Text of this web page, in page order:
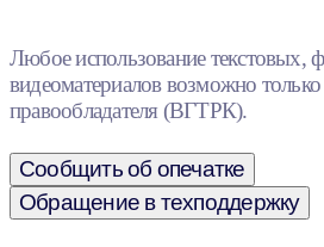
Любое использование текстовых,
видеоматериалов возможно только
правообладателя (ВГТРК).
Сообщить об опечатке
Обращение в техподдержку